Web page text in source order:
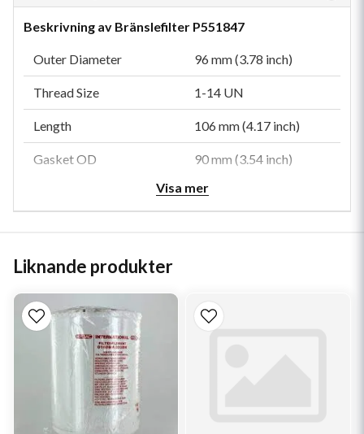
Beskrivning av Bränslefilter P551847
Outer Diameter 96 mm (3.78 inch)
Thread Size 1-14 UN
Length 106 mm (4.17 inch)
Gasket OD 90 mm (3.54 inch)
76.5 mm (3.01 inch)
Efficiency 90%
Efficiency Test Std
Collapse Burst 6.86 bar (99 psi)
Media Type
Visa mer
Liknande produkter